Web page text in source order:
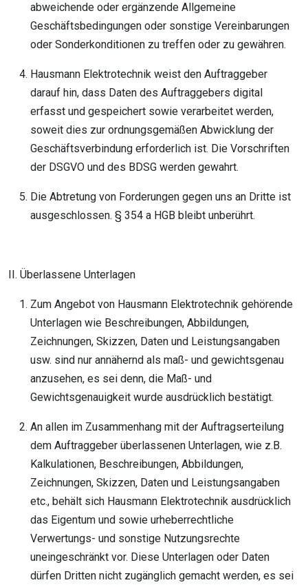
abweichende oder ergänzende Allgemeine
Geschäftsbedingungen oder sonstige Vereinbarungen
oder Sonderkonditionen zu treffen oder zu gewähren.
Hausmann Elektrotechnik weist den Auftraggeber
darauf hin, dass Daten des Auftraggebers digital
erfasst und gespeichert sowie verarbeitet werden,
soweit dies zur ordnungsgemäßen Abwicklung der
Geschäftsverbindung erforderlich ist. Die Vorschriften
der DSGVO und des BDSG werden gewahrt.
Die Abtretung von Forderungen gegen uns an Dritte ist
ausgeschlossen. § 354 a HGB bleibt unberührt.
II. Überlassene Unterlagen
Zum Angebot von Hausmann Elektrotechnik gehörende
Unterlagen wie Beschreibungen, Abbildungen,
Zeichnungen, Skizzen, Daten und Leistungsangaben
usw. sind nur annähernd als maß- und gewichtsgenau
anzusehen, es sei denn, die Maß- und
Gewichtsgenauigkeit wurde ausdrücklich bestätigt.
An allen im Zusammenhang mit der Auftragserteilung
dem Auftraggeber überlassenen Unterlagen, wie z.B.
Kalkulationen, Beschreibungen, Abbildungen,
Zeichnungen, Skizzen, Daten und Leistungsangaben
etc., behält sich Hausmann Elektrotechnik ausdrücklich
das Eigentum und sowie urheberrechtliche
Verwertungs- und sonstige Nutzungsrechte
uneingeschränkt vor. Diese Unterlagen oder Daten
dürfen Dritten nicht zugänglich gemacht werden, es sei